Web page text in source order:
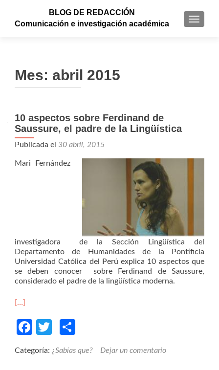
BLOG DE REDACCIÓN
Comunicación e investigación académica
Mes: abril 2015
10 aspectos sobre Ferdinand de
Saussure, el padre de la Lingüística
Publicada el 30 abril, 2015
Mari Fernández
investigadora de la Sección Lingüística del
Departamento de Humanidades de la Pontificia
Universidad Católica del Perú explica 10 aspectos que
se deben conocer sobre Ferdinand de Saussure,
considerado el padre de la lingüística moderna.
[…]
Facebook
Twitter
Categoría: ¿Sabías que? Dejar un comentario